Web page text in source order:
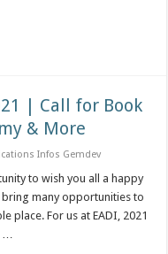
| Call for Book
& More
Infos Gemdev
to wish you all a happy
bring many opportunities to
place. For us at EADI, 2021
…